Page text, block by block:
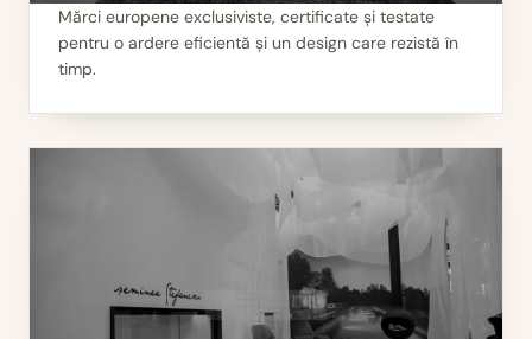
I
Calitate garantată
Mărci europene exclusiviste, certificate și testate
pentru o ardere eficientă și un design care rezistă în
timp.